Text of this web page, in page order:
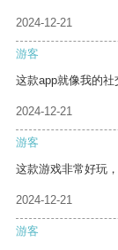
2024-12-21
游客
这款app就像我的社
2024-12-21
游客
这款游戏非常好玩
2024-12-21
游客